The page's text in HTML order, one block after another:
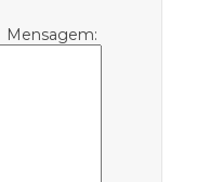
Mensagem: